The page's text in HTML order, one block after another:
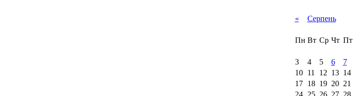
« Серпень
Пн Вт Ср Чт Пт
3
4 5 6 7
10
11 12 13 14
17
18 19 20 21
24
25 26 27 28